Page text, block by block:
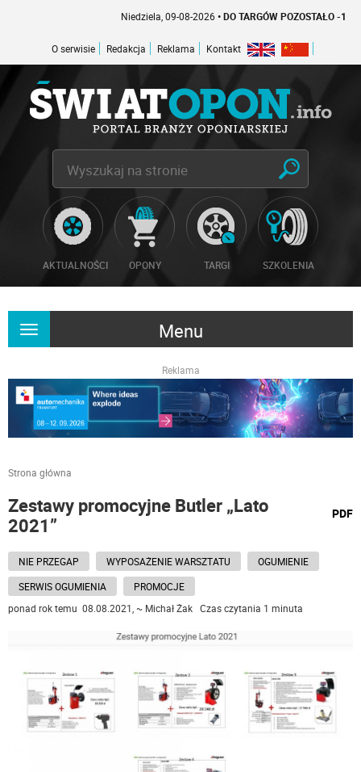
Niedziela, 09-08-2026• DO TARGÓW POZOSTAŁO -1 DNI
O serwisie Redakcja Reklama Kontakt
AKTUALNOŚCI OPONY TARGI SZKOLENIA
Menu
Rozwiń
Reklama
Strona główna
Zestawy promocyjne Butler „Lato
2021”
PDF
NIE PRZEGAP WYPOSAŻENIE WARSZTATU
OGUMIENIE
SERWIS OGUMIENIA
PROMOCJE
ponad rok temu 08.08.2021, ~ Michał Żak Czas czytania 1 minuta